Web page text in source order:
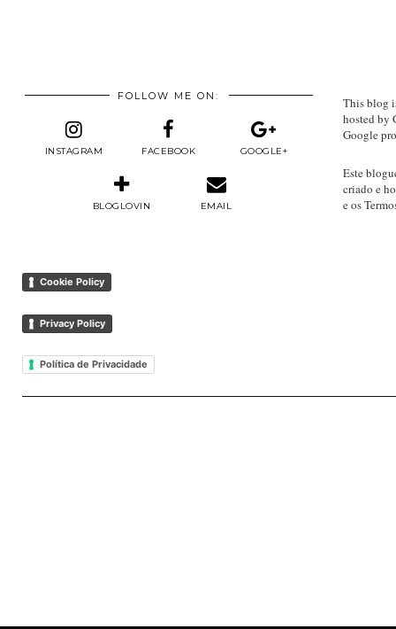
FOLLOW ME ON:
INSTAGRAM FACEBOOK GOOGLE+
BLOGLOVIN EMAIL
This blog
hosted by
Google
Este
criado e
e os
Cookie Policy
Privacy Policy
Política de Privacidade